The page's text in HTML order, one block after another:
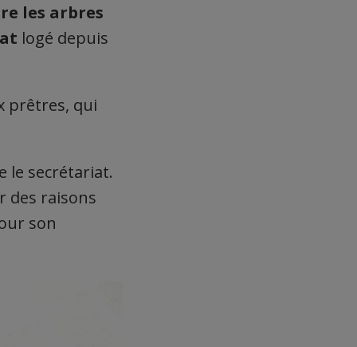
les arbres
logé depuis
prêtres, qui
le secrétariat.
des raisons
son